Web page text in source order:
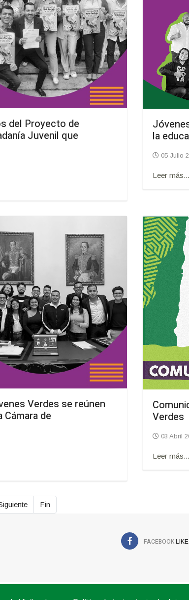
del Proyecto de
Juvenil que
la
05 Julio
Leer más...
Verdes se reúnen
de
Verdes
03 Abril
Leer más...
Fin
FACEBOOK